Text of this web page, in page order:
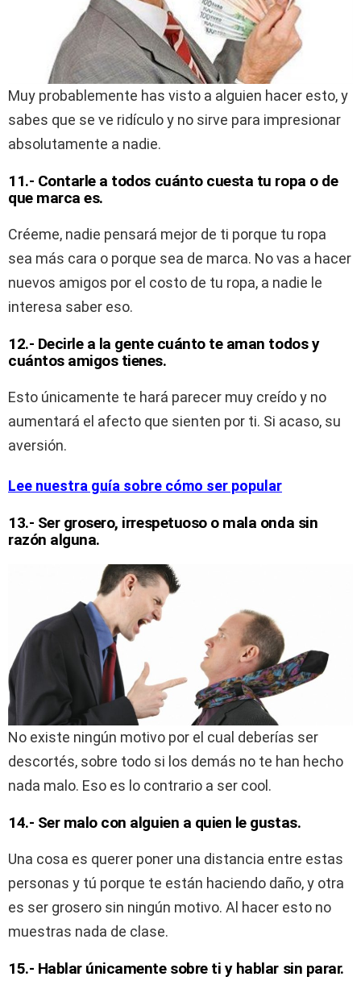
Muy probablemente has visto a alguien hacer esto, y
sabes que se ve ridículo y no sirve para impresionar
absolutamente a nadie.
11.- Contarle a todos cuánto cuesta tu ropa o de
que marca es.
Créeme, nadie pensará mejor de ti porque tu ropa
sea más cara o porque sea de marca. No vas a hacer
nuevos amigos por el costo de tu ropa, a nadie le
interesa saber eso.
12.- Decirle a la gente cuánto te aman todos y
cuántos amigos tienes.
Esto únicamente te hará parecer muy creído y no
aumentará el afecto que sienten por ti. Si acaso, su
aversión.
Lee nuestra guía sobre cómo ser popular
13.- Ser grosero, irrespetuoso o mala onda sin
razón alguna.
No existe ningún motivo por el cual deberías ser
descortés, sobre todo si los demás no te han hecho
nada malo. Eso es lo contrario a ser cool.
14.- Ser malo con alguien a quien le gustas.
Una cosa es querer poner una distancia entre estas
personas y tú porque te están haciendo daño, y otra
es ser grosero sin ningún motivo. Al hacer esto no
muestras nada de clase.
15.- Hablar únicamente sobre ti y hablar sin parar.